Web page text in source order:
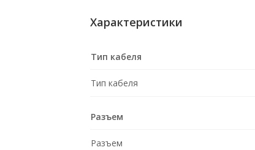
Характеристики
Тип кабеля
Тип кабеля
Разъем
Разъем